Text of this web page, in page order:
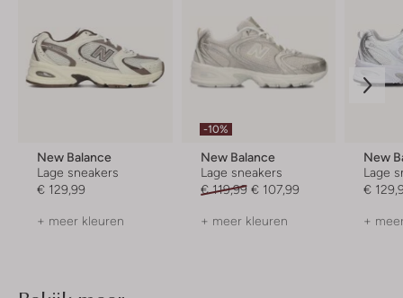
New Balance
Lage sneakers
€ 129,99
+ meer kleuren
-10%
New Balance
Lage sneakers
€ 119,99 € 107,99
+ meer kleuren
New
Lage
€
+